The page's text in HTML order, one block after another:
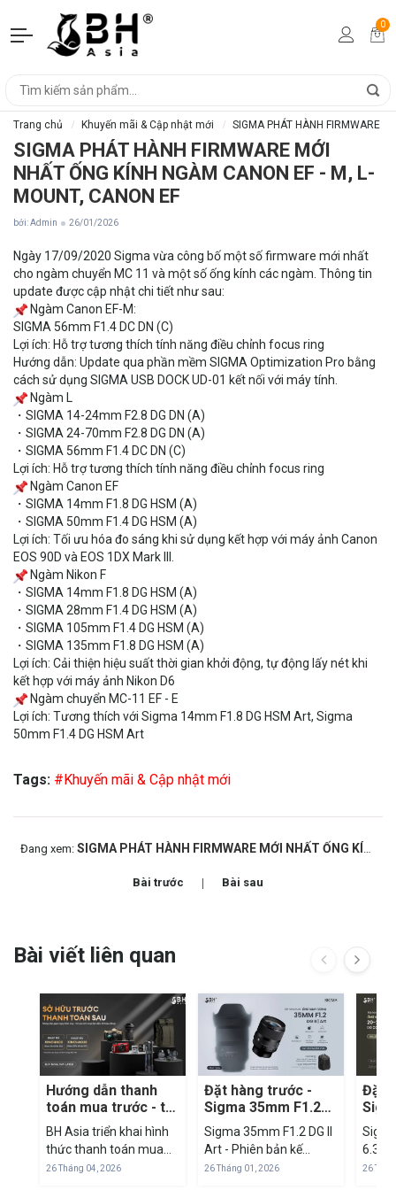
0
Trang chủ Khuyến mãi & Cập nhật mới SIGMA PHÁT HÀNH FIRMWARE
SIGMA PHÁT HÀNH FIRMWARE MỚI
NHẤT ỐNG KÍNH NGÀM CANON EF - M, L-
MOUNT, CANON EF
bởi: Admin 26/01/2026
Ngày 17/09/2020 Sigma vừa công bố một số firmware mới nhất
cho ngàm chuyển MC 11 và một số ống kính các ngàm. Thông tin
update được cập nhật chi tiết như sau:
Ngàm Canon EF-M:
SIGMA 56mm F1.4 DC DN (C)
Lợi ích: Hỗ trợ tương thích tính năng điều chỉnh focus ring
Hướng dẫn: Update qua phần mềm SIGMA Optimization Pro bằng
cách sử dụng SIGMA USB DOCK UD-01 kết nối với máy tính.
Ngàm L
・ SIGMA 14-24mm F2.8 DG DN (A)
・ SIGMA 24-70mm F2.8 DG DN (A)
・ SIGMA 56mm F1.4 DC DN (C)
Lợi ích: Hỗ trợ tương thích tính năng điều chỉnh focus ring
Ngàm Canon EF
・ SIGMA 14mm F1.8 DG HSM (A)
・ SIGMA 50mm F1.4 DG HSM (A)
Lợi ích: Tối ưu hóa đo sáng khi sử dụng kết hợp với máy ảnh Canon
EOS 90D và EOS 1DX Mark III.
Ngàm Nikon F
・ SIGMA 14mm F1.8 DG HSM (A)
・ SIGMA 28mm F1.4 DG HSM (A)
・ SIGMA 105mm F1.4 DG HSM (A)
・ SIGMA 135mm F1.8 DG HSM (A)
Lợi ích: Cải thiện hiệu suất thời gian khởi động, tự động lấy nét khi
kết hợp với máy ảnh Nikon D6
Ngàm chuyển MC-11 EF - E
Lợi ích: Tương thích với Sigma 14mm F1.8 DG HSM Art, Sigma
50mm F1.4 DG HSM Art
Tags: #Khuyến mãi & Cập nhật mới
Đang xem: SIGMA PHÁT HÀNH FIRMWARE MỚI NHẤT ỐNG KÍNH NGÀM CANON EF - M, L-MOUNT, CANON EF
Bài trước Bài sau
Bài viết liên quan
Hướng dẫn thanh
toán mua trước - trả
sau qua Fundiin tại
BH Asia
BH Asia triển khai hình
thức thanh toán mua
trước - trả sau thông
26 Tháng 04, 2026
Đặt hàng trước -
Sigma 35mm F1.2
DG II Art
Sigma 35mm F1.2 DG II
Art - Phiên bản kế
nhiệm đáng mong chờ
26 Tháng 01, 2026
Đặt
6.3
–
26